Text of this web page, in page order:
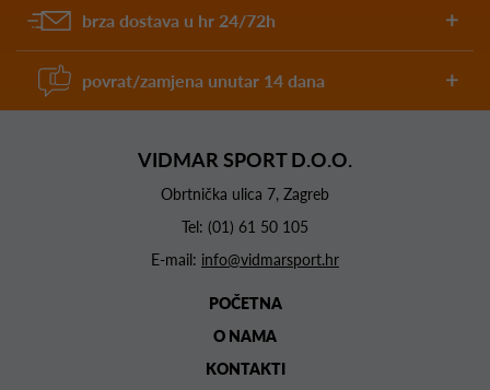
brza dostava u hr 24/72h
povrat/zamjena unutar 14 dana
VIDMAR SPORT D.O.O.
Obrtnička ulica 7, Zagreb
Tel: (01) 61 50 105
E-mail: info@vidmarsport.hr
POČETNA
O NAMA
KONTAKTI